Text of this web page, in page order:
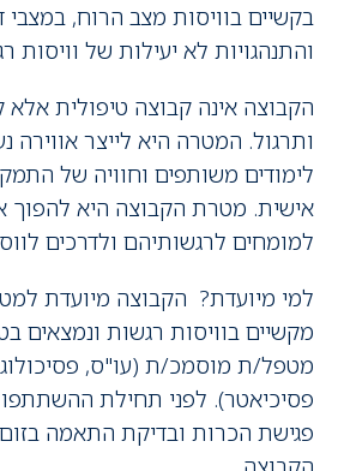
בקשיים בוויסות מצב הרוח, במצבי
והתנהגויות לא יעילות של וויסות
הקבוצה אינה קבוצה טיפולית אלא
ותרגול. המטרה היא לייצר אווירה
לימודים משותפים וחוויה של
אישית. מטרת הקבוצה היא
למומחים לרגשותיהם ולדרכים
למי מיועדת? הקבוצה מיועדת
מקשיים בוויסות רגשות ונמצאים
מטפל/ת מוסמכ/ת (עו"ס,
פסיכיאטר). לפני תחילת
פגישת הכרות ובדיקת התאמה